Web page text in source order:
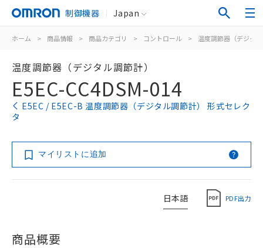
制御機器 Japan
ホーム > 商品情報 > 商品カテゴリ > コントロール > 温度調節器（デジタ
温度調節器（デジタル調節計）
E5EC-CC4DSM-014
E5EC / E5EC-B 温度調節器（デジタル調節計） 形式セレク
タ
マイリストに追加
日本語 PDF出力
商品概要